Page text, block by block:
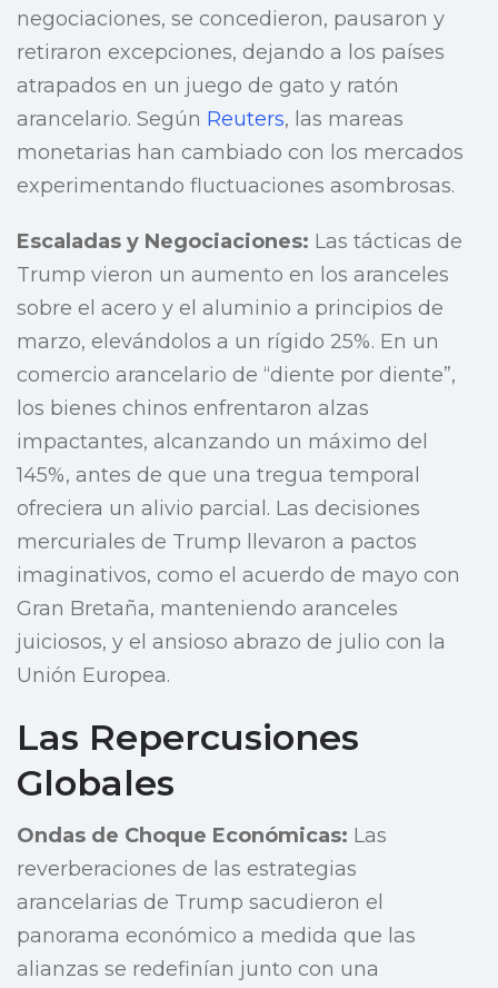
negociaciones, se concedieron, pausaron y
retiraron excepciones, dejando a los países
atrapados en un juego de gato y ratón
arancelario. Según Reuters, las mareas
monetarias han cambiado con los mercados
experimentando fluctuaciones asombrosas.
Escaladas y Negociaciones: Las tácticas de
Trump vieron un aumento en los aranceles
sobre el acero y el aluminio a principios de
marzo, elevándolos a un rígido 25%. En un
comercio arancelario de “diente por diente”,
los bienes chinos enfrentaron alzas
impactantes, alcanzando un máximo del
145%, antes de que una tregua temporal
ofreciera un alivio parcial. Las decisiones
mercuriales de Trump llevaron a pactos
imaginativos, como el acuerdo de mayo con
Gran Bretaña, manteniendo aranceles
juiciosos, y el ansioso abrazo de julio con la
Unión Europea.
Las Repercusiones
Globales
Ondas de Choque Económicas: Las
reverberaciones de las estrategias
arancelarias de Trump sacudieron el
panorama económico a medida que las
alianzas se redefinían junto con una